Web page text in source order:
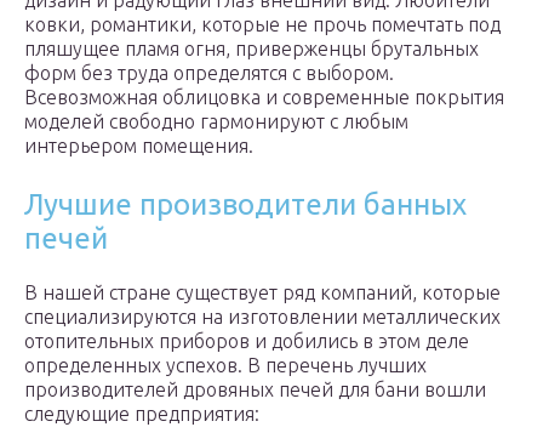
ковки, романтики, которые не прочь помечтать под
пляшущее пламя огня, приверженцы брутальных
форм без труда определятся с выбором.
Всевозможная облицовка и современные покрытия
моделей свободно гармонируют с любым
интерьером помещения.
Лучшие производители банных
печей
В нашей стране существует ряд компаний, которые
специализируются на изготовлении металлических
отопительных приборов и добились в этом деле
определенных успехов. В перечень лучших
производителей дровяных печей для бани вошли
следующие предприятия: